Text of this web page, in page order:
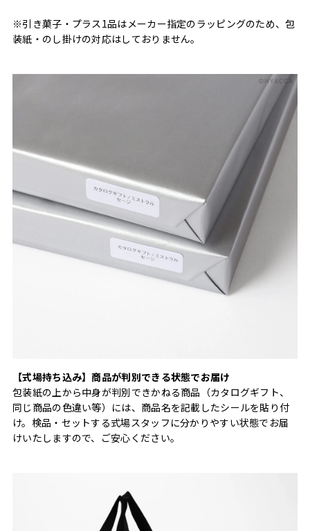
※引き菓子・プラス1品はメーカー指定のラッピングのため、包
装紙・のし掛けの対応はしておりません。
【式場持ち込み】商品が判別できる状態でお届け
包装紙の上から中身が判別できかねる商品（カタログギフト、
同じ商品の色違い等）には、商品名を記載したシールを貼り付
け。検品・セットする式場スタッフに分かりやすい状態でお届
けいたしますので、ご安心ください。